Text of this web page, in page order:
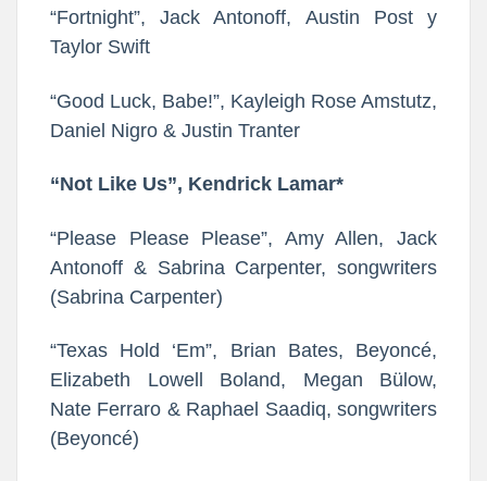
“Fortnight”, Jack Antonoff, Austin Post y
Taylor Swift
“Good Luck, Babe!”, Kayleigh Rose Amstutz,
Daniel Nigro & Justin Tranter
“Not Like Us”, Kendrick Lamar*
“Please Please Please”, Amy Allen, Jack
Antonoff & Sabrina Carpenter, songwriters
(Sabrina Carpenter)
“Texas Hold ‘Em”, Brian Bates, Beyoncé,
Elizabeth Lowell Boland, Megan Bülow,
Nate Ferraro & Raphael Saadiq, songwriters
(Beyoncé)